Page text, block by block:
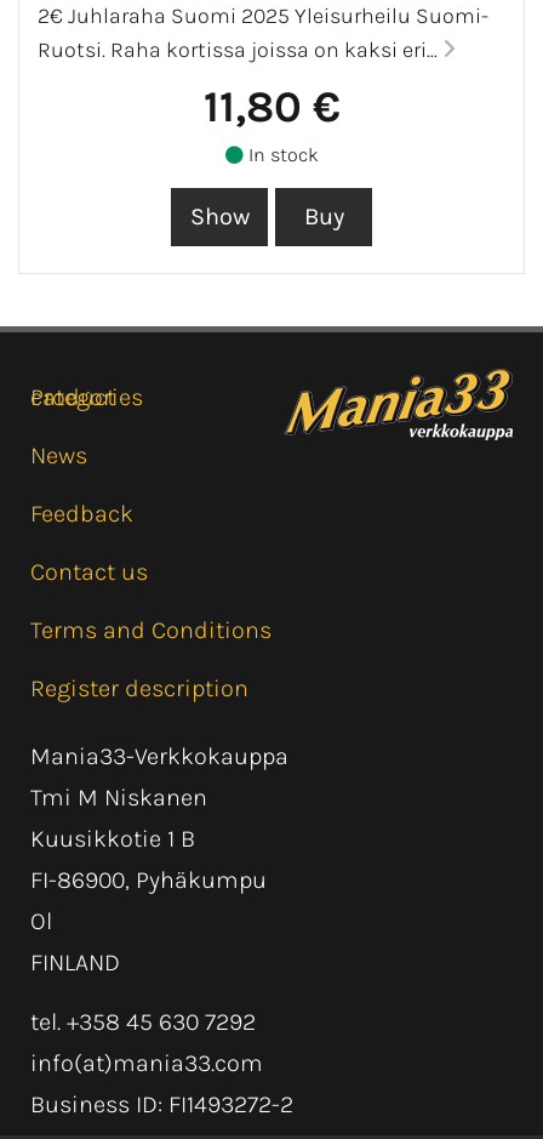
2€ Juhlaraha Suomi 2025 Yleisurheilu Suomi-
Ruotsi. Raha kortissa joissa on kaksi eri...
11,80 €
In stock
Product categories
News
Feedback
Contact us
Terms and Conditions
Register description
Mania33-Verkkokauppa
Tmi M Niskanen
Kuusikkotie 1 B
FI-86900, Pyhäkumpu
Ol
FINLAND
tel. +358 45 630 7292
info(at)mania33.com
Business ID: FI1493272-2